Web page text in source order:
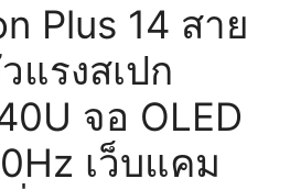
Plus 14 สาย
แรงสเปก
จอ OLED
เว็บแคม